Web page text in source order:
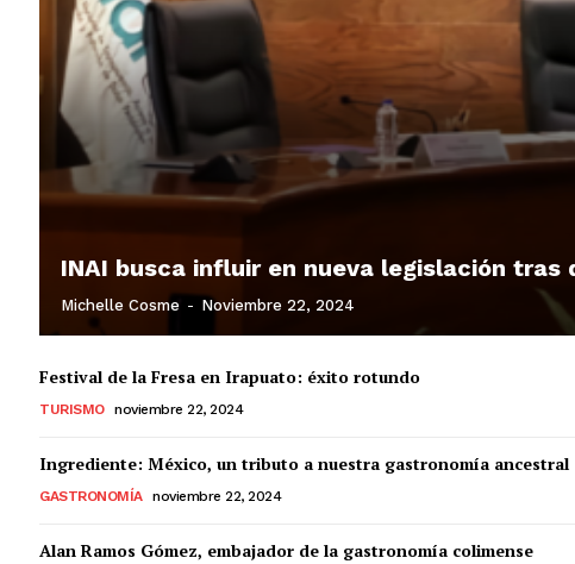
INAI busca influir en nueva legislación
Michelle Cosme - Noviembre 22, 2024
Festival de la Fresa en Irapuato: éxito rotundo
TURISMO noviembre 22, 2024
Ingrediente: México, un tributo a nuestra gastronomía ancestral
GASTRONOMÍA noviembre 22, 2024
Alan Ramos Gómez, embajador de la gastronomía colimense